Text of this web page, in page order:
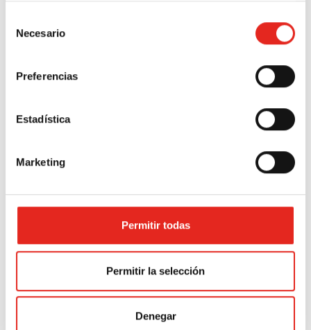
Necesario
Preferencias
Estadística
Marketing
Permitir todas
Permitir la selección
Denegar
Cualquier persona tiene
derecho a obtener confirmación
datos personales que le
Las personas interesadas
tienen derecho a acceder a sus
datos personales, así como a
solicitar la rectificación de los
solicitar su supresión cuando,
entre otros motivos, los datos
ya no sean necesarios para los
En determinadas
circunstancias, las personas
interesadas podrán solicitar la